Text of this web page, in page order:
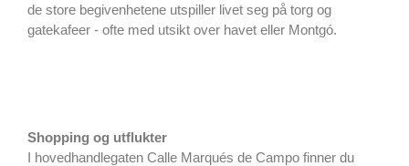
de store begivenhetene utspiller livet seg på torg og
gatekafeer - ofte med utsikt over havet eller Montgó.
Shopping og utflukter
I hovedhandlegaten Calle Marqués de Campo finner du